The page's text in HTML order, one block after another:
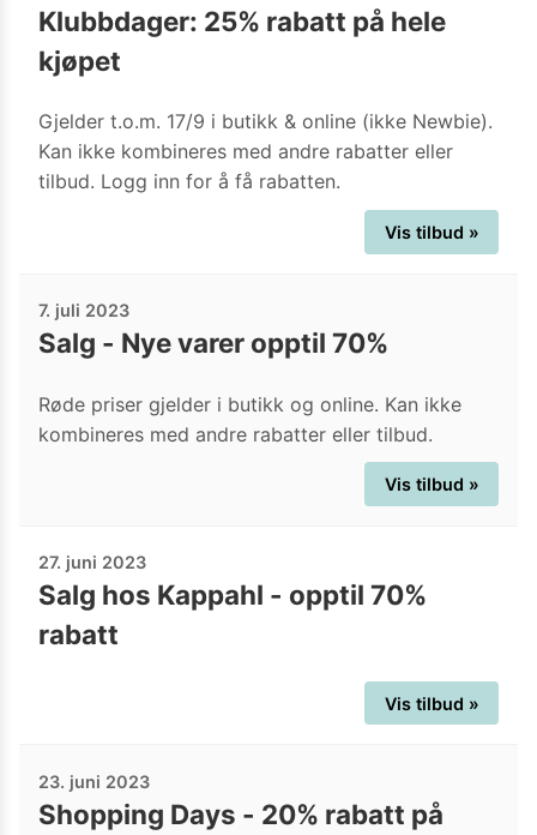
Klubbdager: 25% rabatt på hele
kjøpet
Gjelder t.o.m. 17/9 i butikk & online (ikke Newbie).
Kan ikke kombineres med andre rabatter eller
tilbud. Logg inn for å få rabatten.
Vis tilbud »
7. juli 2023
Salg - Nye varer opptil 70%
Røde priser gjelder i butikk og online. Kan ikke
kombineres med andre rabatter eller tilbud.
Vis tilbud »
27. juni 2023
Salg hos Kappahl - opptil 70%
rabatt
Vis tilbud »
23. juni 2023
Shopping Days - 20% rabatt på